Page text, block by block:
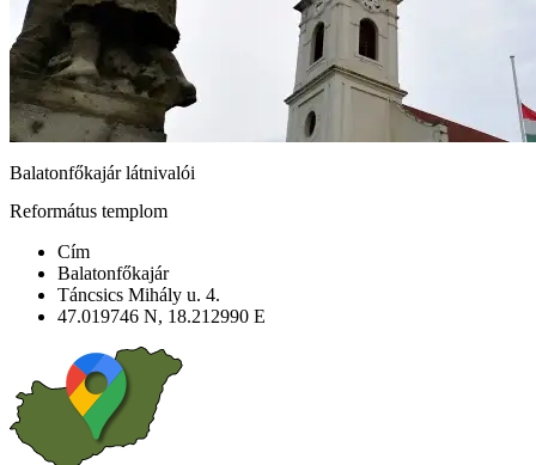
Balatonfőkajár látnivalói
Református templom
Cím
Balatonfőkajár
Táncsics Mihály u. 4.
47.019746 N, 18.212990 E